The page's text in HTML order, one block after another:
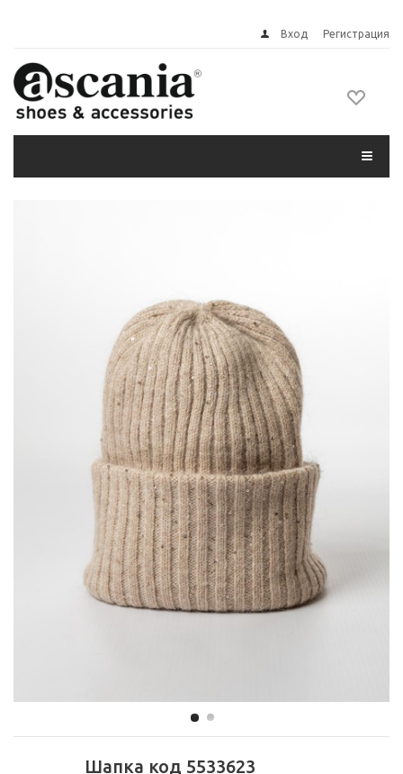
Вход Регистрация
Шапка код 5533623